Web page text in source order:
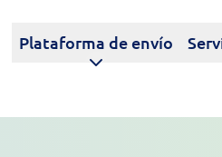
Plataforma de envío